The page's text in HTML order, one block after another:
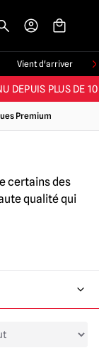
Vient d'arriver
PLUS DE 60 000
DEPUIS PLUS DE
SEMAINE
Premium
certains des
qualité qui